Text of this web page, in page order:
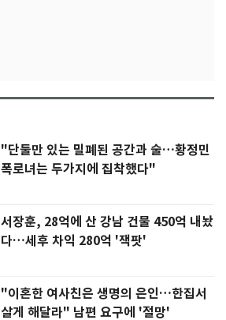
"단둘만 있는 밀폐된 공간과 술…황정민
폭로녀는 두가지에 집착했다"
서장훈, 28억에 산 강남 건물 450억 내놨
다…세후 차익 280억 '잭팟'
"이혼한 여사친은 생명의 은인…한집서
살게 해달라" 남편 요구에 '절망'